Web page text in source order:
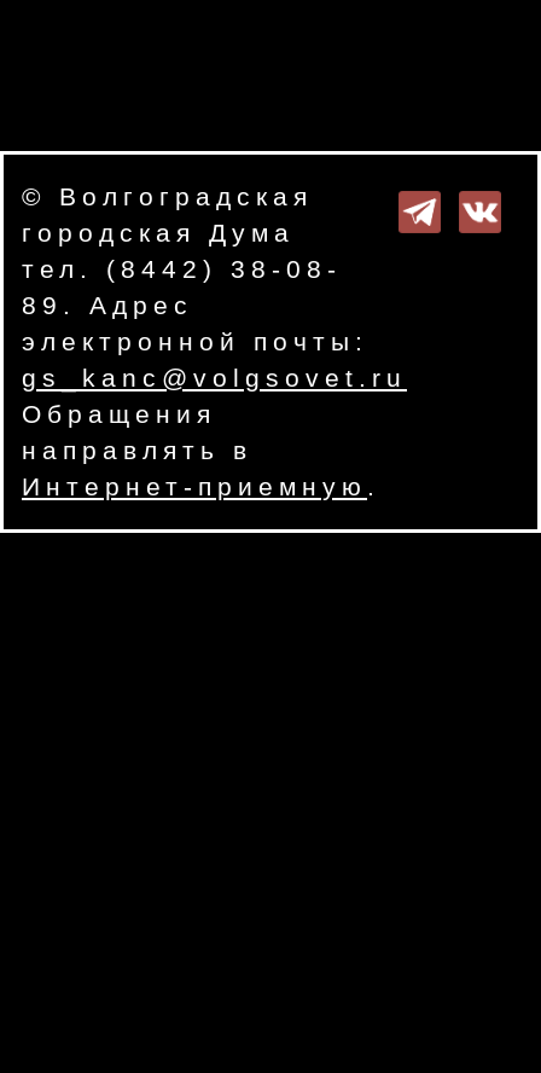
© Волгоградская
городская Дума
тел. (8442) 38-08-
89. Адрес
электронной почты:
gs_kanc@volgsovet.ru
Обращения
направлять в
Интернет-приемную .